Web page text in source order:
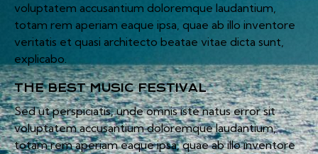
voluptatem accusantium doloremque laudantium,
totam rem aperiam eaque ipsa, quae ab illo inventore
veritatis et quasi architecto beatae vitae dicta sunt,
explicabo.
THE BEST MUSIC FESTIVAL
Sed ut perspiciatis, unde omnis iste natus error sit
voluptatem accusantium doloremque laudantium,
totam rem aperiam eaque ipsa, quae ab illo inventore